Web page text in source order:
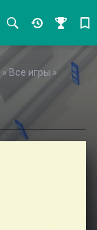
» Все игры »